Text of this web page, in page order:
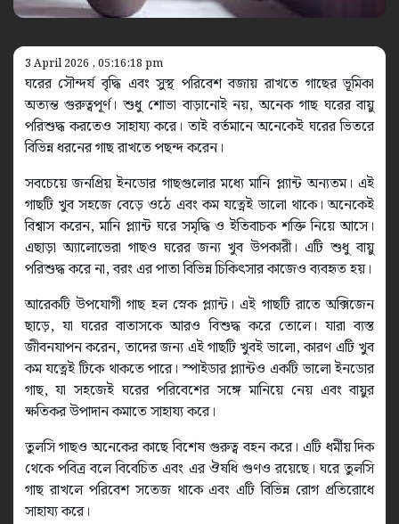
3 April 2026 , 05:16:18 pm
ঘরের সৌন্দর্য বৃদ্ধি এবং সুস্থ পরিবেশ বজায় রাখতে গাছের ভূমিকা
অত্যন্ত গুরুত্বপূর্ণ। শুধু শোভা বাড়ানোই নয়, অনেক গাছ ঘরের বায়ু
পরিশুদ্ধ করতেও সাহায্য করে। তাই বর্তমানে অনেকেই ঘরের ভিতরে
বিভিন্ন ধরনের গাছ রাখতে পছন্দ করেন।
সবচেয়ে জনপ্রিয় ইনডোর গাছগুলোর মধ্যে মানি প্ল্যান্ট অন্যতম। এই
গাছটি খুব সহজে বেড়ে ওঠে এবং কম যত্নেই ভালো থাকে। অনেকেই
বিশ্বাস করেন, মানি প্ল্যান্ট ঘরে সমৃদ্ধি ও ইতিবাচক শক্তি নিয়ে আসে।
এছাড়া অ্যালোভেরা গাছও ঘরের জন্য খুব উপকারী। এটি শুধু বায়ু
পরিশুদ্ধ করে না, বরং এর পাতা বিভিন্ন চিকিৎসার কাজেও ব্যবহৃত হয়।
আরেকটি উপযোগী গাছ হল স্নেক প্ল্যান্ট। এই গাছটি রাতে অক্সিজেন
ছাড়ে, যা ঘরের বাতাসকে আরও বিশুদ্ধ করে তোলে। যারা ব্যস্ত
জীবনযাপন করেন, তাদের জন্য এই গাছটি খুবই ভালো, কারণ এটি খুব
কম যত্নেই টিকে থাকতে পারে। স্পাইডার প্ল্যান্টও একটি ভালো ইনডোর
গাছ, যা সহজেই ঘরের পরিবেশের সঙ্গে মানিয়ে নেয় এবং বায়ুর
ক্ষতিকর উপাদান কমাতে সাহায্য করে।
তুলসি গাছও অনেকের কাছে বিশেষ গুরুত্ব বহন করে। এটি ধর্মীয় দিক
থেকে পবিত্র বলে বিবেচিত এবং এর ঔষধি গুণও রয়েছে। ঘরে তুলসি
গাছ রাখলে পরিবেশ সতেজ থাকে এবং এটি বিভিন্ন রোগ প্রতিরোধে
সাহায্য করে।